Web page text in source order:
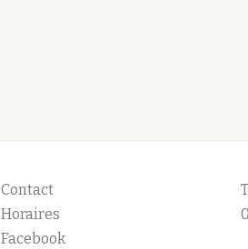
Contact
Horaires
Facebook